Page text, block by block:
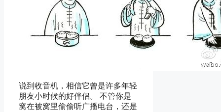
说到收音机，相信它曾是许多年轻
朋友小时候的好伴侣。 不管你是
窝在被窝里偷偷听广播电台，还是